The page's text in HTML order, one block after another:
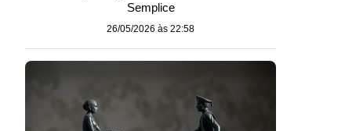
Semplice
26/05/2026 às 22:58